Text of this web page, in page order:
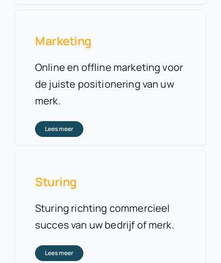
Marketing
Online en offline marketing voor
de juiste positionering van uw
merk.
Lees meer
Sturing
Sturing richting commercieel
succes van uw bedrijf of merk.
Lees meer